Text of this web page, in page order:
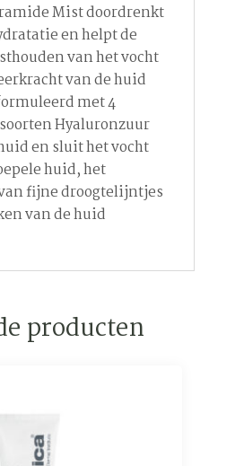
Mist doordrenkt
en helpt de
van het vocht
van de huid
met 4
Hyaluronzuur
en sluit het vocht
huid, het
fijne droogtelijntjes
van de huid
producten